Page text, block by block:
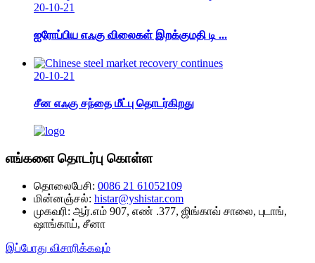
20-10-21
ஐரோப்பிய எஃகு விலைகள் இறக்குமதி டி ...
20-10-21
சீன எஃகு சந்தை மீட்பு தொடர்கிறது
எங்களை தொடர்பு கொள்ள
தொலைபேசி: 0086 21 61052109
மின்னஞ்சல்: histar@yshistar.com
முகவரி: ஆர்.எம் 907, எண் .377, ஜிங்காவ் சாலை, புடாங்,
ஷாங்காய், சீனா
இப்போது விசாரிக்கவும்